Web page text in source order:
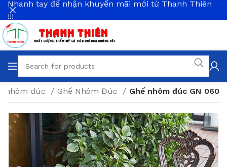
nhôm đúc Ghế Nhôm Đúc Ghế nhôm đúc GN 060
Nhanh tay để nhận khuyến mãi mới từ Thanh Thiên
!!!